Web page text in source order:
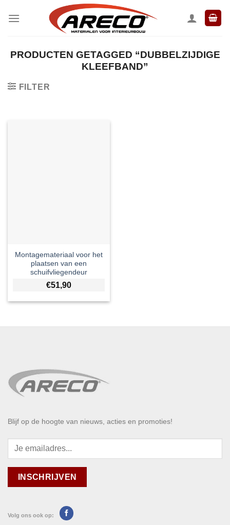
naar
PRODUCTEN GETAGGED “DUBBELZIJDIGE
KLEEFBAND”
FILTER
Montagemateriaal voor het
plaatsen van een
schuifvliegendeur
€51,90
Blijf op de hoogte van nieuws, acties en promoties!
Volg ons ook op: